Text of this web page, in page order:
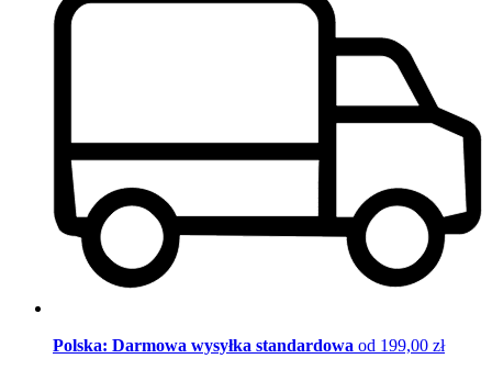
Polska: Darmowa wysyłka standardowa od 199,00 zł